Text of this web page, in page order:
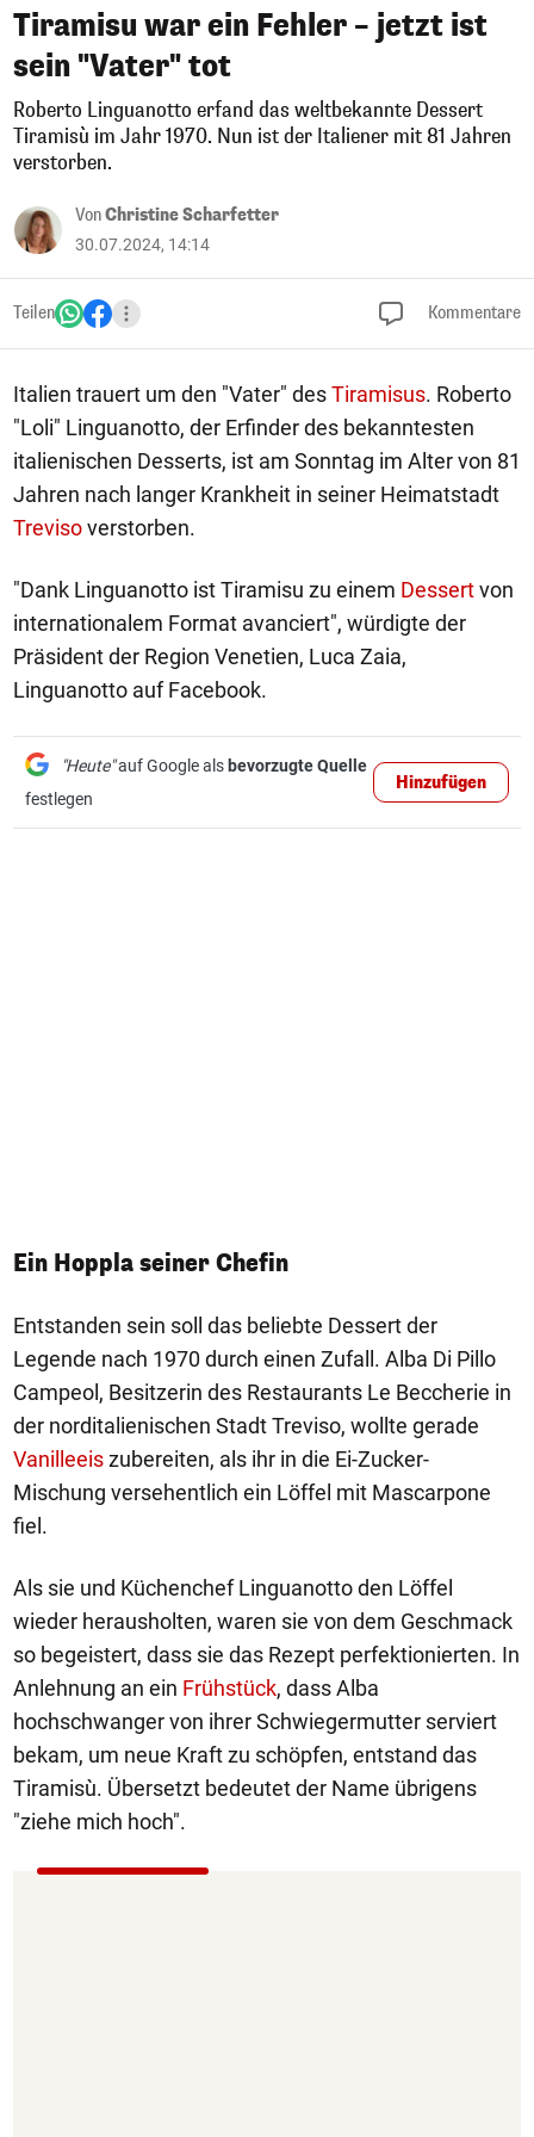
Tiramisu war ein Fehler – jetzt ist
sein "Vater" tot
Roberto Linguanotto erfand das weltbekannte Dessert
Tiramisù im Jahr 1970. Nun ist der Italiener mit 81 Jahren
verstorben.
VonChristine Scharfetter
30.07.2024, 14:14
Teilen Kommentare
Italien trauert um den "Vater" desTiramisus. Roberto
"Loli" Linguanotto, der Erfinder des bekanntesten
italienischen Desserts, ist am Sonntag im Alter von 81
Jahren nach langer Krankheit in seiner Heimatstadt
Trevisoverstorben.
"Dank Linguanotto ist Tiramisu zu einem Dessertvon
internationalem Format avanciert", würdigte der
Präsident der Region Venetien, Luca Zaia,
Linguanotto auf Facebook.
"Heute"auf Google als bevorzugte Quelle
festlegen
Hinzufügen
Ein Hoppla seiner Chefin
Entstanden sein soll das beliebte Dessert der
Legende nach 1970 durch einen Zufall. Alba Di Pillo
Campeol, Besitzerin des Restaurants Le Beccherie in
der norditalienischen Stadt Treviso, wollte gerade
Vanilleeiszubereiten, als ihr in die Ei-Zucker-
Mischung versehentlich ein Löffel mit Mascarpone
fiel.
Als sie und Küchenchef Linguanotto den Löffel
wieder herausholten, waren sie von dem Geschmack
so begeistert, dass sie das Rezept perfektionierten. In
Anlehnung an ein Frühstück, dass Alba
hochschwanger von ihrer Schwiegermutter serviert
bekam, um neue Kraft zu schöpfen, entstand das
Tiramisù. Übersetzt bedeutet der Name übrigens
"ziehe mich hoch".